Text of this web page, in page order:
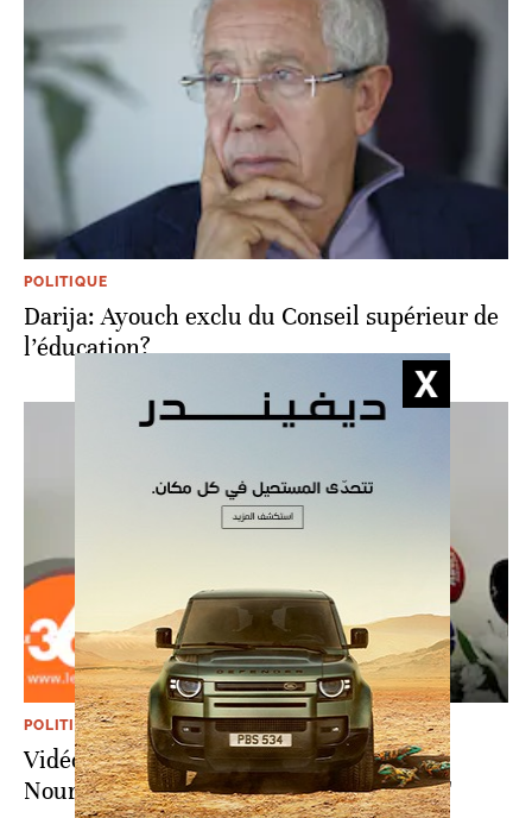
POLITIQUE
Darija: Ayouch exclu du Conseil supérieur de
l’éducation?
POLITIQUE
Vidéo. Darija: El Othmani qualifie
Noureddine Ayouch de "daechi politique"